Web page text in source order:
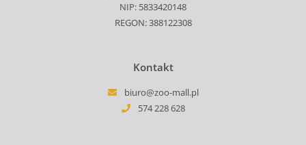
NIP: 5833420148
REGON: 388122308
Kontakt
biuro@zoo-mall.pl
574 228 628